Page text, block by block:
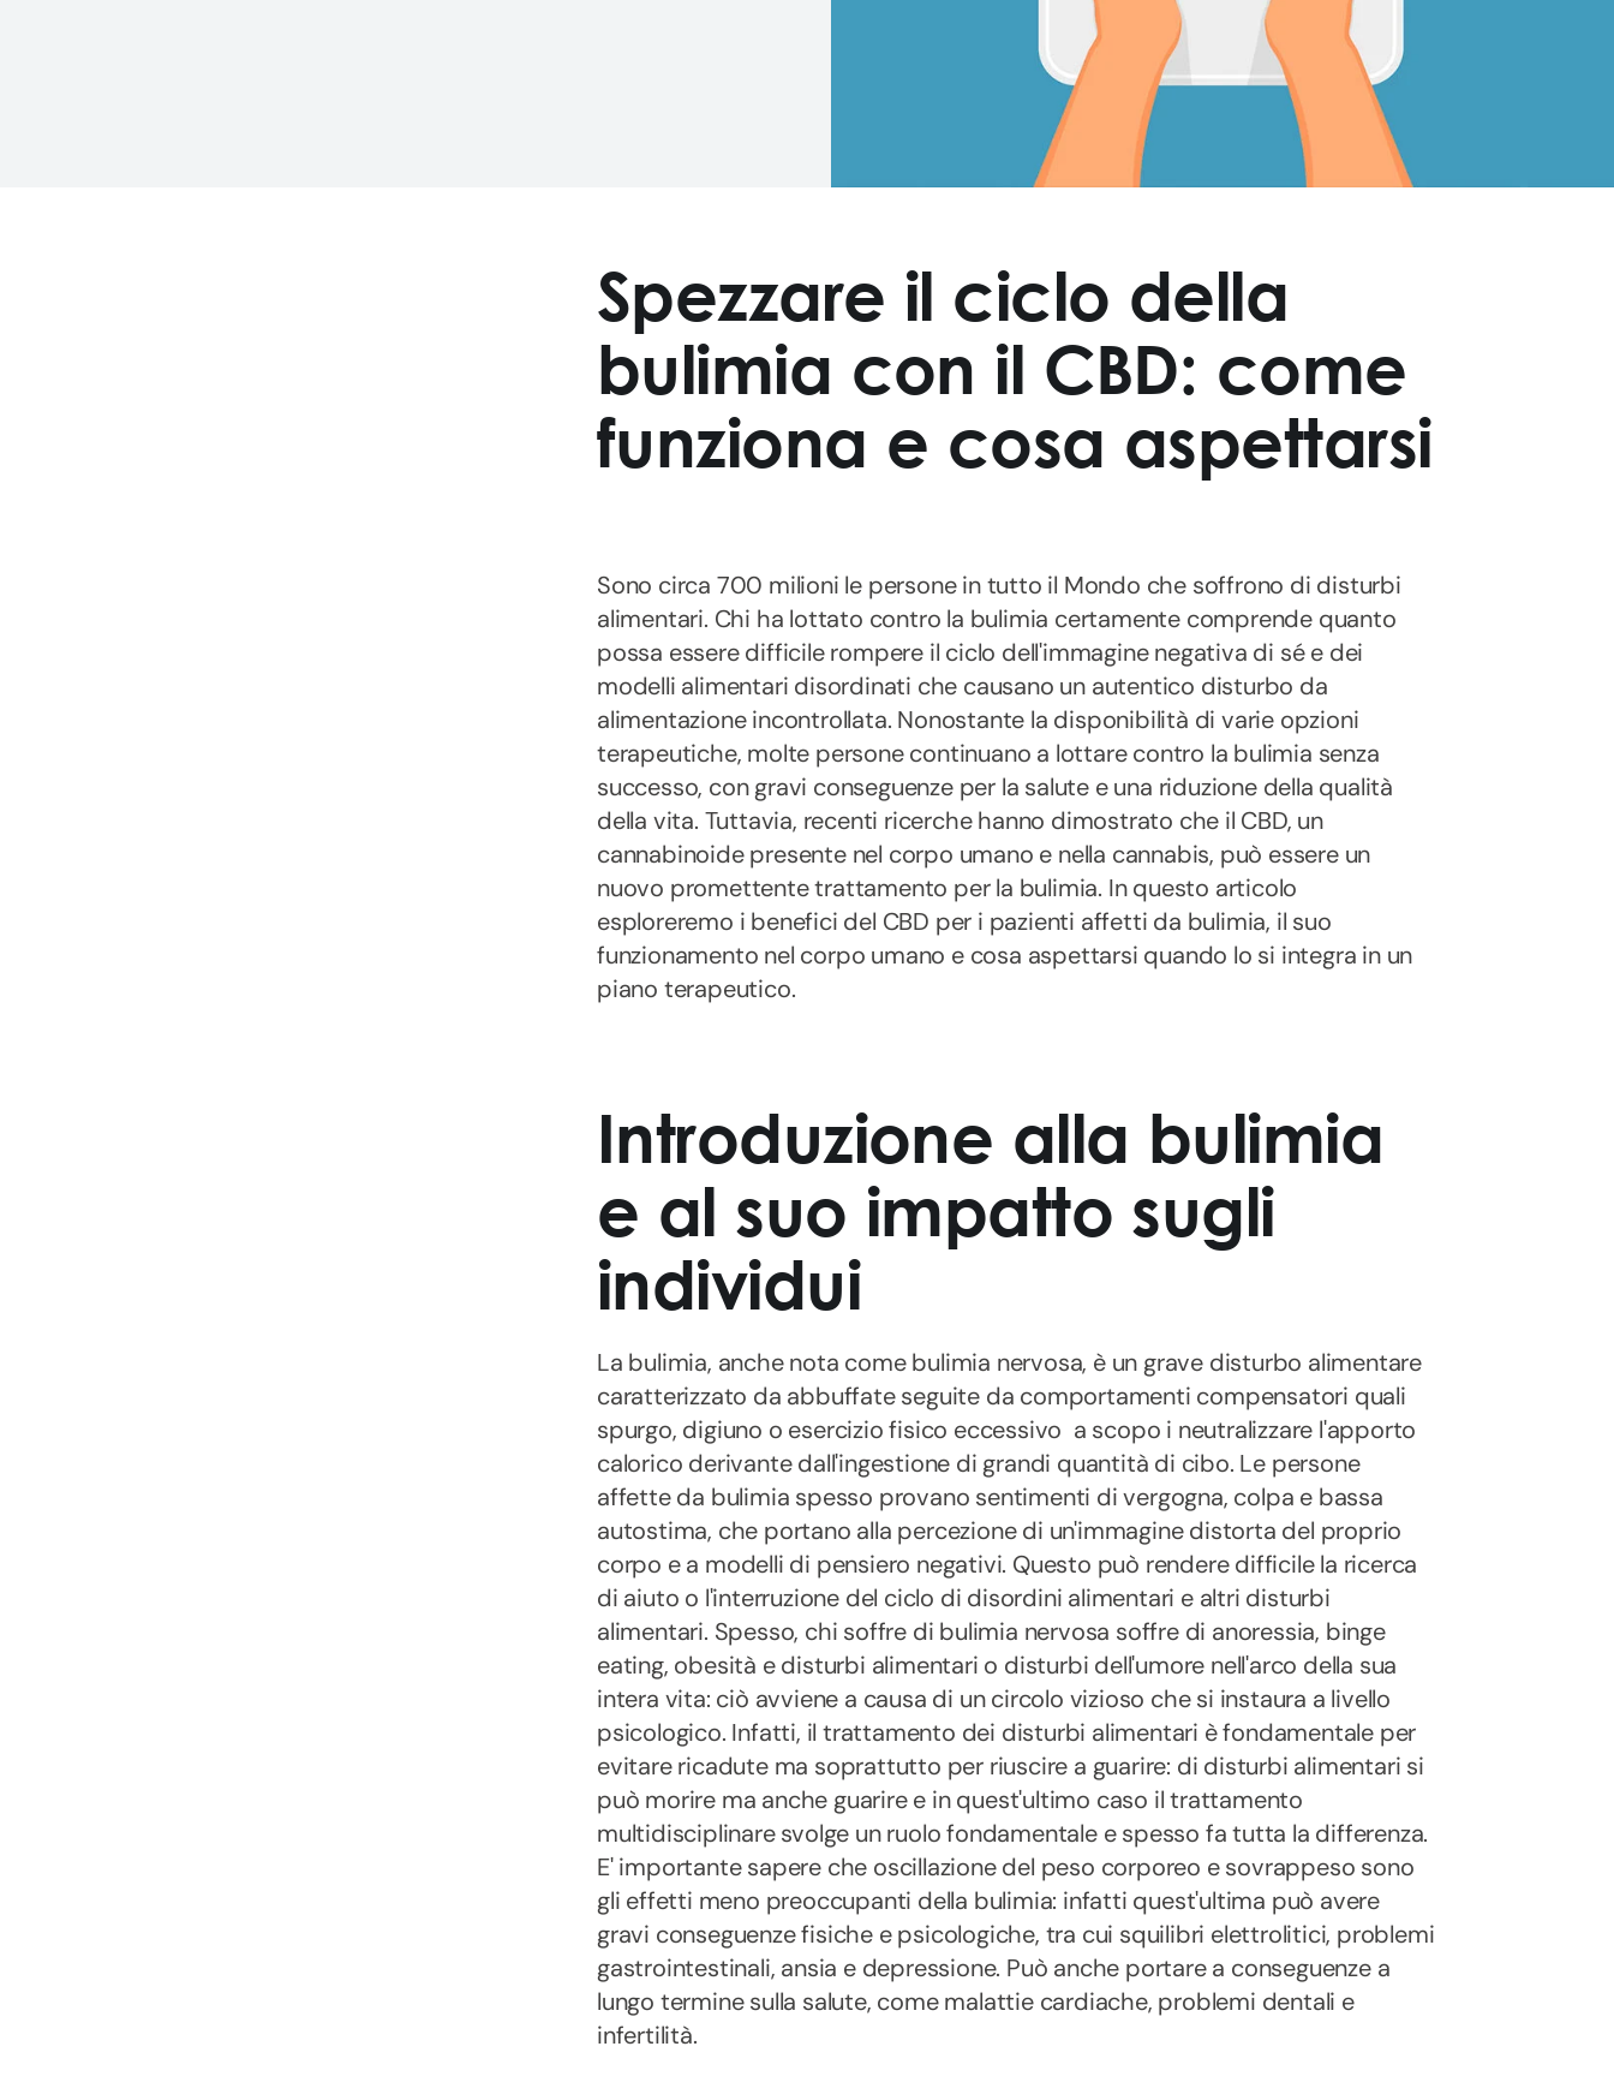
Spezzare il ciclo della
bulimia con il CBD: come
funziona e cosa aspettarsi
Sono circa 700 milioni le persone in tutto il Mondo che soffrono di disturbi
alimentari. Chi ha lottato contro la bulimia certamente comprende quanto
possa essere difficile rompere il ciclo dell'immagine negativa di sé e dei
modelli alimentari disordinati che causano un autentico disturbo da
alimentazione incontrollata. Nonostante la disponibilità di varie opzioni
terapeutiche, molte persone continuano a lottare contro la bulimia senza
successo, con gravi conseguenze per la salute e una riduzione della qualità
della vita. Tuttavia, recenti ricerche hanno dimostrato che il CBD, un
cannabinoide presente nel corpo umano e nella cannabis, può essere un
nuovo promettente trattamento per la bulimia. In questo articolo
esploreremo i benefici del CBD per i pazienti affetti da bulimia, il suo
funzionamento nel corpo umano e cosa aspettarsi quando lo si integra in un
piano terapeutico.
Introduzione alla bulimia
e al suo impatto sugli
individui
La bulimia, anche nota come bulimia nervosa, è un grave disturbo alimentare
caratterizzato da abbuffate seguite da comportamenti compensatori quali
spurgo, digiuno o esercizio fisico eccessivo a scopo i neutralizzare l'apporto
calorico derivante dall'ingestione di grandi quantità di cibo. Le persone
affette da bulimia spesso provano sentimenti di vergogna, colpa e bassa
autostima, che portano alla percezione di un'immagine distorta del proprio
corpo e a modelli di pensiero negativi. Questo può rendere difficile la ricerca
di aiuto o l'interruzione del ciclo di disordini alimentari e altri disturbi
alimentari. Spesso, chi soffre di bulimia nervosa soffre di anoressia, binge
eating, obesità e disturbi alimentari o disturbi dell'umore nell'arco della sua
intera vita: ciò avviene a causa di un circolo vizioso che si instaura a livello
psicologico. Infatti, il trattamento dei disturbi alimentari è fondamentale per
evitare ricadute ma soprattutto per riuscire a guarire: di disturbi alimentari si
può morire ma anche guarire e in quest'ultimo caso il trattamento
multidisciplinare svolge un ruolo fondamentale e spesso fa tutta la differenza.
E' importante sapere che oscillazione del peso corporeo e sovrappeso sono
gli effetti meno preoccupanti della bulimia: infatti quest'ultima può avere
gravi conseguenze fisiche e psicologiche, tra cui squilibri elettrolitici, problemi
gastrointestinali, ansia e depressione. Può anche portare a conseguenze a
lungo termine sulla salute, come malattie cardiache, problemi dentali e
infertilità.